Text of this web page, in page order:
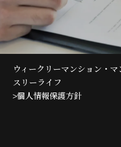
ウィークリーマンション・
スリーライフ
>個人情報保護方針